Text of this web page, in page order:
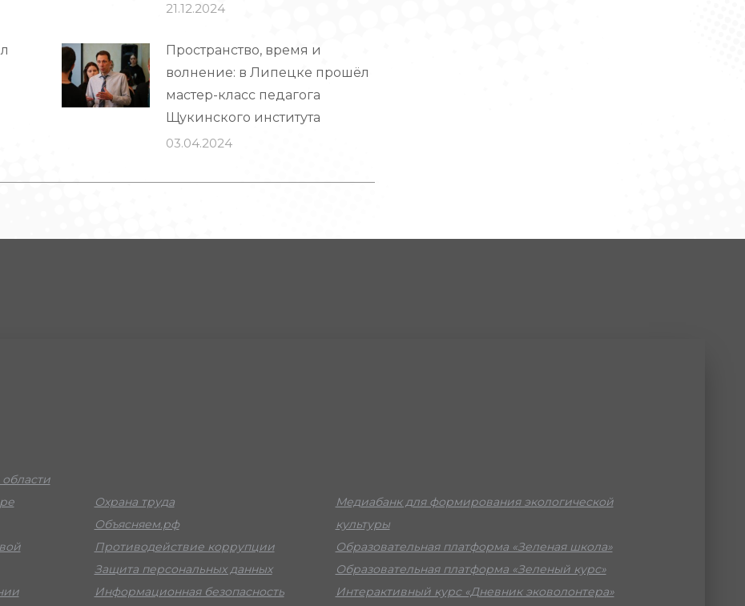
21.12.2024
Пространство, время и
волнение: в Липецке прошёл
мастер-класс педагога
Щукинского института
03.04.2024
Охрана труда
Объясняем.рф
Противодействие коррупции
Защита персональных данных
Информационная безопасность
Медиабанк для формирования экологической
культуры
Образовательная платформа «Зеленая школа»
Образовательная платформа «Зеленый курс»
Интерактивный курс «Дневник эковолонтера»